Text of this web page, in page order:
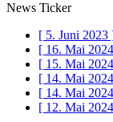
News Ticker
[ 5. Juni 2023
[ 16. Mai
[ 15. Mai
[ 14. Mai
[ 14. Mai
[ 12. Mai